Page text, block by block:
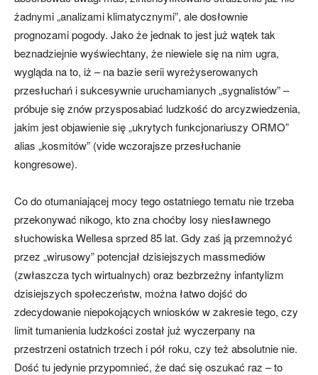
żadnymi „analizami klimatycznymi”, ale dosłownie
prognozami pogody. Jako że jednak to jest już wątek tak
beznadziejnie wyświechtany, że niewiele się na nim ugra,
wygląda na to, iż – na bazie serii wyreżyserowanych
przesłuchań i sukcesywnie uruchamianych „sygnalistów” –
próbuje się znów przysposabiać ludzkość do arcyzwiedzenia,
jakim jest objawienie się „ukrytych funkcjonariuszy ORMO”
alias „kosmitów” (vide wczorajsze przesłuchanie
kongresowe).
Co do otumaniającej mocy tego ostatniego tematu nie trzeba
przekonywać nikogo, kto zna choćby losy niesławnego
słuchowiska Wellesa sprzed 85 lat. Gdy zaś ją przemnożyć
przez „wirusowy” potencjał dzisiejszych massmediów
(zwłaszcza tych wirtualnych) oraz bezbrzeżny infantylizm
dzisiejszych społeczeństw, można łatwo dojść do
zdecydowanie niepokojących wniosków w zakresie tego, czy
limit tumanienia ludzkości został już wyczerpany na
przestrzeni ostatnich trzech i pół roku, czy też absolutnie nie.
Dość tu jedynie przypomnieć, że dać się oszukać raz – to